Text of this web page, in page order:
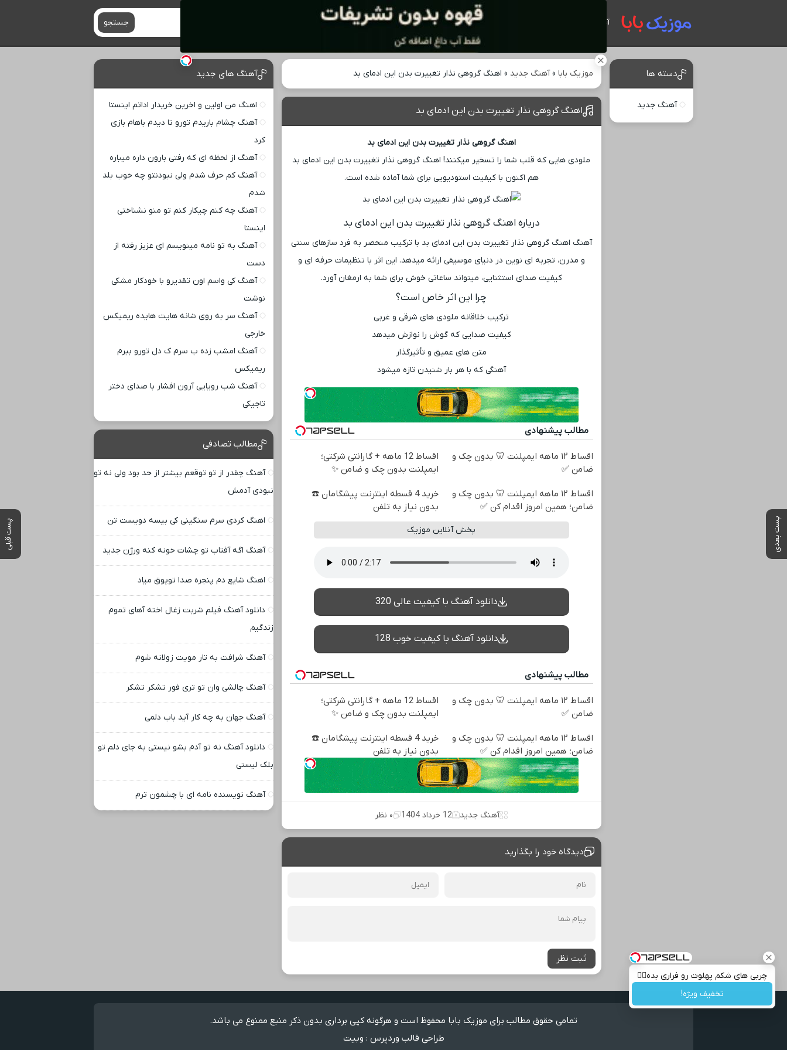
چربی های شکم پهلوت رو فراری بده👌🏻
تخفیف ویژه!
آهنگ های جدید جستجو
موزیک بابا »آهنگ جدید » اهنگ گروهی نذار تغییرت بدن این ادمای بد
پست بعدی پست قبلی
اهنگ گروهی نذار تغییرت بدن این ادمای بد
اهنگ گروهی نذار تغییرت بدن این ادمای بد
ملودی ‌هایی که قلب شما را تسخیر میکنند! اهنگ گروهی نذار تغییرت بدن این ادمای بد
هم اکنون با کیفیت استودیویی برای شما آماده شده است.
درباره اهنگ گروهی نذار تغییرت بدن این ادمای بد
آهنگ اهنگ گروهی نذار تغییرت بدن این ادمای بد با ترکیب منحصر به فرد سازهای سنتی
و مدرن، تجربه ‌ای نوین در دنیای موسیقی ارائه میدهد. این اثر با تنظیمات حرفه ‌ای و
کیفیت صدای استثنایی، میتواند ساعاتی خوش برای شما به ارمغان آورد.
چرا این اثر خاص است؟
ترکیب خلاقانه ملودی ‌های شرقی و غربی
کیفیت صدایی که گوش را نوازش میدهد
متن‌ های عمیق و تأثیرگذار
آهنگی که با هر بار شنیدن تازه میشود
مطالب پیشنهادی
اقساط ۱۲ ماهه ایمپلنت 🦷 بدون چک و
ضامن ✅
اقساط 12 ماهه + گارانتی شرکتی؛
ایمپلنت بدون چک و ضامن ✨
اقساط ۱۲ ماهه ایمپلنت 🦷 بدون چک و
ضامن؛ همین امروز اقدام کن ✅
خرید 4 قسطه اینترنت پیشگامان ☎️
بدون نیاز به تلفن
پخش آنلاین موزیک
دانلود آهنگ با کیفیت عالی 320
دانلود آهنگ با کیفیت خوب 128
مطالب پیشنهادی
اقساط ۱۲ ماهه ایمپلنت 🦷 بدون چک و
ضامن ✅
اقساط 12 ماهه + گارانتی شرکتی؛
ایمپلنت بدون چک و ضامن ✨
اقساط ۱۲ ماهه ایمپلنت 🦷 بدون چک و
ضامن؛ همین امروز اقدام کن ✅
خرید 4 قسطه اینترنت پیشگامان ☎️
بدون نیاز به تلفن
آهنگ جدید 12 خرداد 1404 ۰ نظر
دیدگاه خود را بگذارید
ثبت نظر
دسته ها
آهنگ جدید
آهنگ های جدید
اهنگ من اولین و اخرین خریدار اداتم اینستا
آهنگ چشام باریدم تورو تا دیدم باهام بازی
کرد
آهنگ از لحظه ای که رفتی بارون داره میباره
آهنگ کم حرف شدم ولی نبودنتو چه خوب بلد
شدم
آهنگ چه کنم چیکار کنم تو منو نشناختی
اینستا
آهنگ به تو نامه مینویسم ای عزیز رفته از
دست
آهنگ کی واسم اون تقدیرو با خودکار مشکی
نوشت
آهنگ سر به روی شانه هایت هایده ریمیکس
خارجی
آهنگ امشب زده ب سرم ک دل تورو ببرم
ریمیکس
آهنگ شب رویایی آرون افشار با صدای دختر
تاجیکی
مطالب تصادفی
آهنگ چقدر از تو توقعم بیشتر از حد بود ولی نه تو
نبودی آدمش
اهنگ کردی سرم سنگینی کی بیسه دویست تن
آهنگ اگه آفتاب تو چشات خونه کنه ورژن جدید
اهنگ شایع دم پنجره صدا توپوق میاد
دانلود آهنگ فیلم شربت زغال اخته آهای تموم
زندگیم
آهنگ شرافت به تار مویت زولانه شوم
آهنگ چالشی وان تو تری فور تشکر تشکر
آهنگ جهان به چه کار آید باب دلمی
دانلود آهنگ نه تو آدم بشو نیستی به جای دلم تو
بلک لیستی
آهنگ نویسنده نامه ای با چشمون ترم
تمامی حقوق مطالب برای موزیک بابا محفوظ است و هرگونه کپی برداری بدون ذکر منبع ممنوع می باشد.
طراحی قالب وردپرس : وبیت